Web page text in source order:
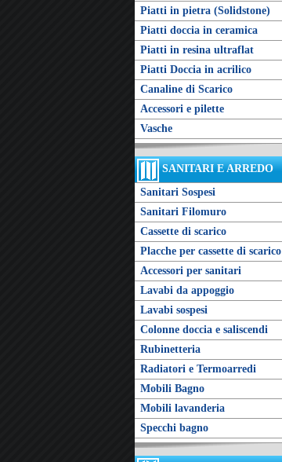
Piatti in pietra (Solidstone)
Piatti doccia in ceramica
Piatti in resina ultraflat
Piatti Doccia in acrilico
Canaline di Scarico
Accessori e pilette
Vasche
SANITARI E ARREDO
Sanitari Sospesi
Sanitari Filomuro
Cassette di scarico
Placche per cassette di scarico
Accessori per sanitari
Lavabi da appoggio
Lavabi sospesi
Colonne doccia e saliscendi
Rubinetteria
Radiatori e Termoarredi
Mobili Bagno
Mobili lavanderia
Specchi bagno